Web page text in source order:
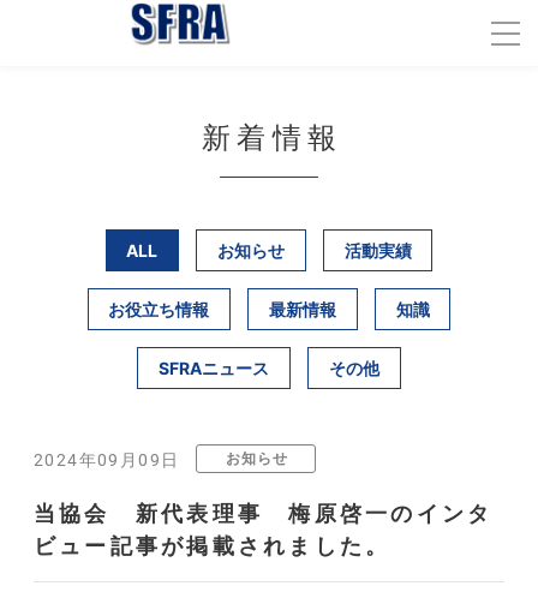
新着情報
ALL お知らせ 活動実績
お役立ち情報 最新情報 知識
SFRAニュース その他
2024年09月09日 お知らせ
当協会 新代表理事 梅原啓一のインタ
ビュー記事が掲載されました。